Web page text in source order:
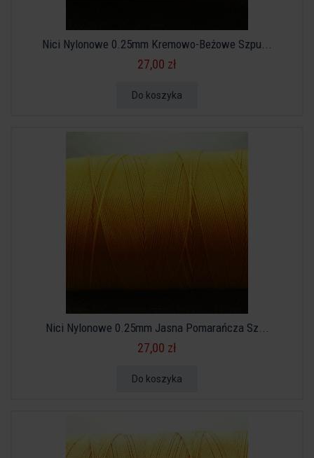
Nici Nylonowe 0.25mm Kremowo-Beżowe Szpu...
27,00 zł
Do koszyka
Nici Nylonowe 0.25mm Jasna Pomarańcza Sz...
27,00 zł
Do koszyka